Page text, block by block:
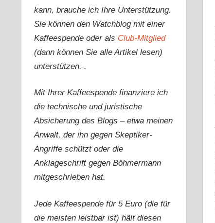
kann, brauche ich Ihre Unterstützung.
Sie können den Watchblog mit einer
Kaffeespende oder als Club-Mitglied
(dann können Sie alle Artikel lesen)
unterstützen. .
Mit Ihrer Kaffeespende finanziere ich
die technische und juristische
Absicherung des Blogs – etwa meinen
Anwalt, der ihn gegen Skeptiker-
Angriffe schützt oder die
Anklageschrift gegen Böhmermann
mitgeschrieben hat.
Jede Kaffeespende für 5 Euro (die für
die meisten leistbar ist) hält diesen